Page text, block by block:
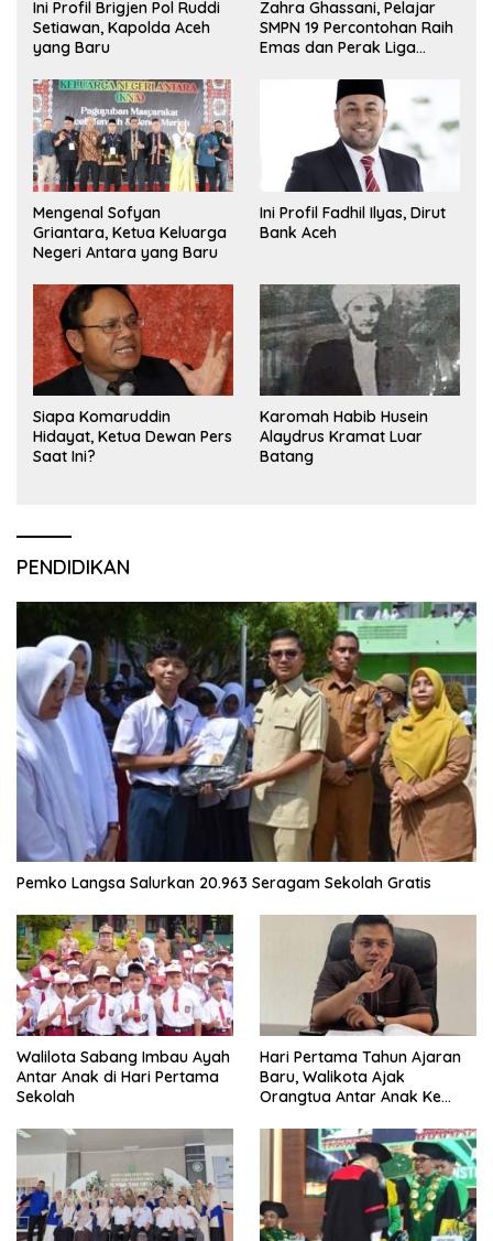
Ini Profil Brigjen Pol Ruddi
Setiawan, Kapolda Aceh
yang Baru
Zahra Ghassani, Pelajar
SMPN 19 Percontohan Raih
Emas dan Perak Liga
Mengenal Sofyan
Griantara, Ketua Keluarga
Negeri Antara yang Baru
Ini Profil Fadhil Ilyas, Dirut
Bank Aceh
Siapa Komaruddin
Hidayat, Ketua Dewan Pers
Saat Ini?
Karomah Habib Husein
Alaydrus Kramat Luar
Batang
PENDIDIKAN
Pemko Langsa Salurkan 20.963 Seragam Sekolah Gratis
Walilota Sabang Imbau Ayah
Antar Anak di Hari Pertama
Sekolah
Hari Pertama Tahun Ajaran
Baru, Walikota Ajak
Orangtua Antar Anak Ke